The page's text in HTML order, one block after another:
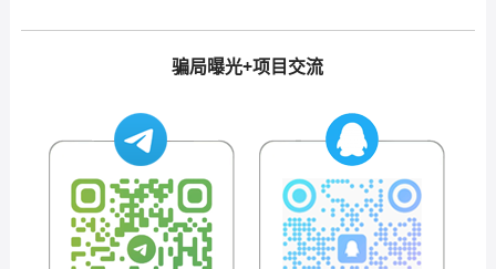
骗局曝光+项目交流